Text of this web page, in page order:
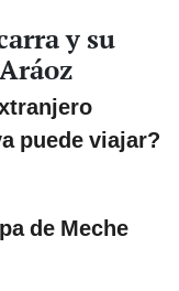
y su
puede viajar?
de Meche